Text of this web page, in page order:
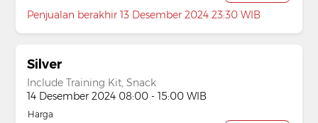
Penjualan berakhir 13 Desember 2024 23:30 WIB
Silver
Include Training Kit, Snack
14 Desember 2024 08:00 - 15:00 WIB
Harga